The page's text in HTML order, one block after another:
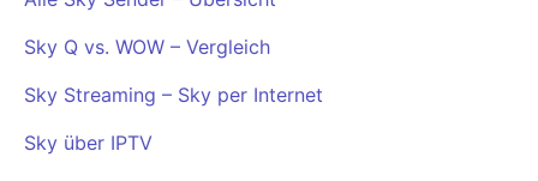
Sky Q vs. WOW – Vergleich
Sky Streaming – Sky per Internet
Sky über IPTV